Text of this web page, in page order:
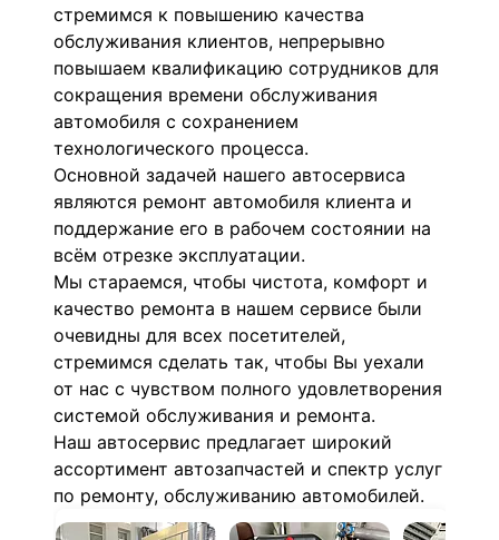
стремимся к повышению качества
обслуживания клиентов, непрерывно
повышаем квалификацию сотрудников для
сокращения времени обслуживания
автомобиля с сохранением
технологического процесса.
Основной задачей нашего автосервиса
являются ремонт автомобиля клиента и
поддержание его в рабочем состоянии на
всём отрезке эксплуатации.
Мы стараемся, чтобы чистота, комфорт и
качество ремонта в нашем сервисе были
очевидны для всех посетителей,
стремимся сделать так, чтобы Вы уехали
от нас с чувством полного удовлетворения
системой обслуживания и ремонта.
Наш автосервис предлагает широкий
ассортимент автозапчастей и спектр услуг
по ремонту, обслуживанию автомобилей.